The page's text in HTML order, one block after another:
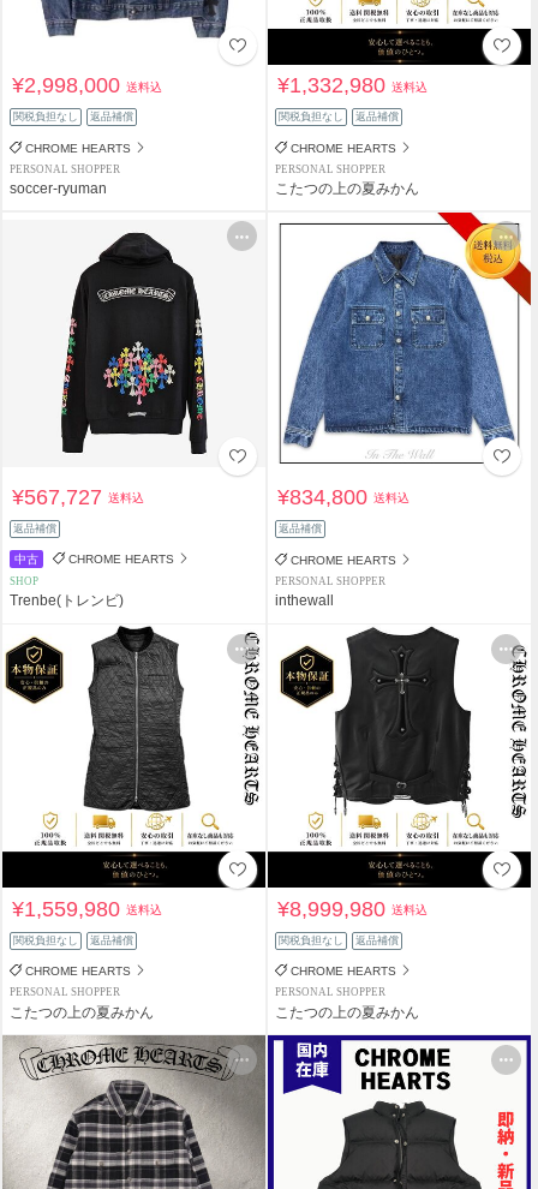
¥2,998,000送料込
関税負担なし 返品補償
CHROME HEARTS
PERSONAL SHOPPER
soccer-ryuman
¥1,332,980送料込
関税負担なし 返品補償
CHROME HEARTS
PERSONAL SHOPPER
こたつの上の夏みかん
¥567,727送料込
返品補償
中古 CHROME HEARTS
SHOP
Trenbe(トレンビ)
¥834,800送料込
返品補償
CHROME HEARTS
PERSONAL SHOPPER
inthewall
¥1,559,980送料込
関税負担なし 返品補償
CHROME HEARTS
PERSONAL SHOPPER
こたつの上の夏みかん
¥8,999,980送料込
関税負担なし 返品補償
CHROME HEARTS
PERSONAL SHOPPER
こたつの上の夏みかん